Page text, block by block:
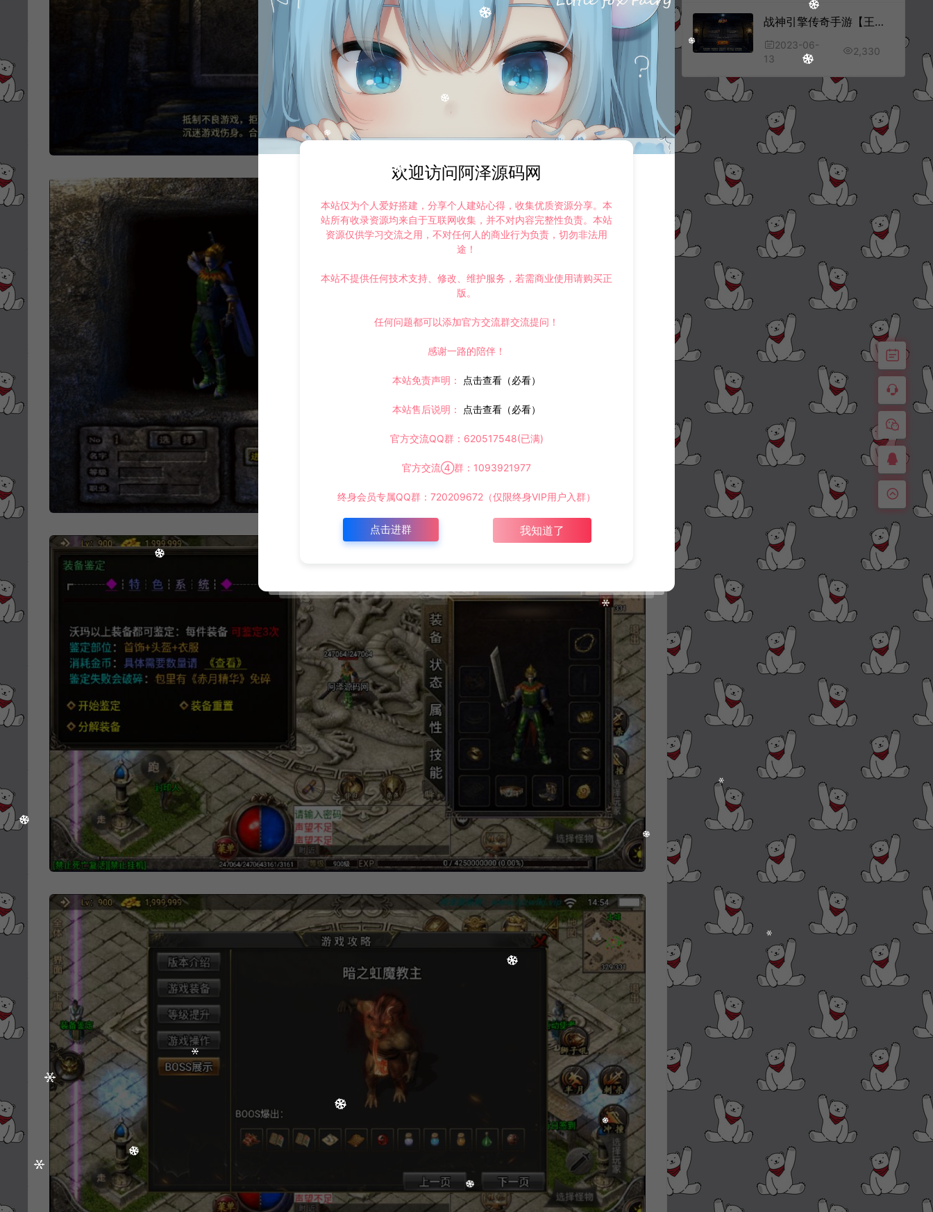
战神引擎传奇手游【王者归来三职业二大陆[白猪3.1]】6月最新整理Win一键服务端+GM授权后台+安卓苹果双端+详细搭建教程+视频教程
2023-06-
13
2,330
欢迎访问阿泽源码网
本站仅为个人爱好搭建，分享个人建站心得，收集优质资源分享。本
站所有收录资源均来自于互联网收集，并不对内容完整性负责。本站
资源仅供学习交流之用，不对任何人的商业行为负责，切勿非法用
途！
本站不提供任何技术支持、修改、维护服务，若需商业使用请购买正
版。
任何问题都可以添加官方交流群交流提问！
感谢一路的陪伴！
本站免责声明： 点击查看（必看）
本站售后说明： 点击查看（必看）
官方交流QQ群：620517548(已满)
官方交流④群：1093921977
终身会员专属QQ群：720209672（仅限终身VIP用户入群）
点击进群 我知道了